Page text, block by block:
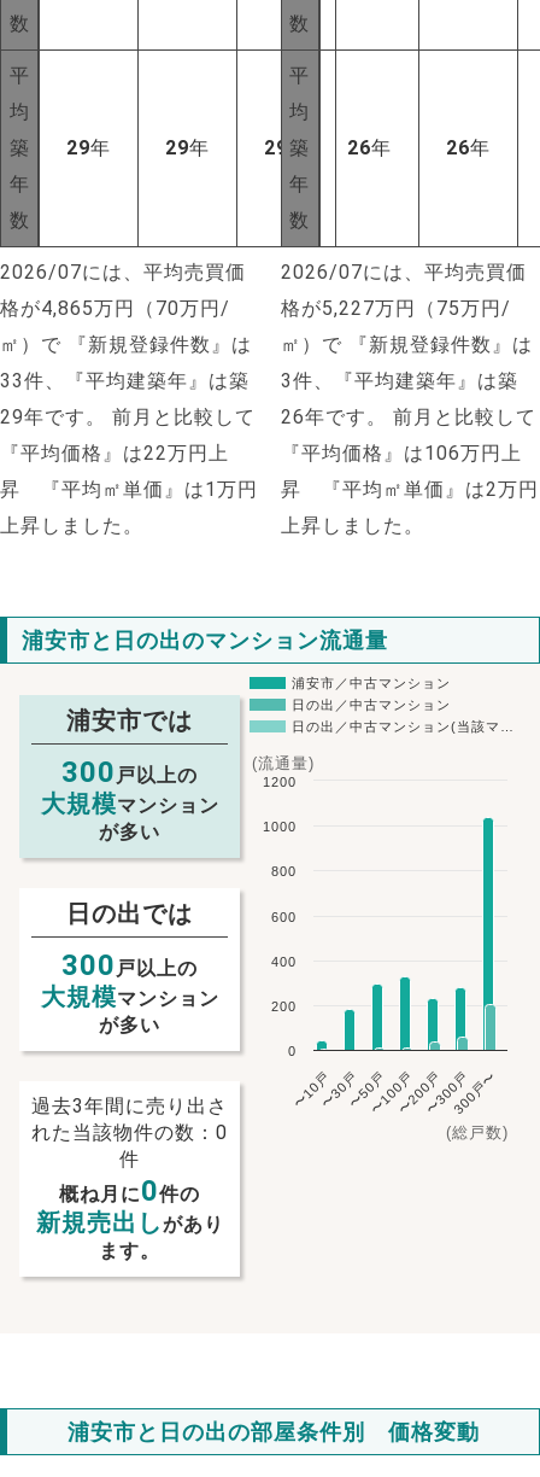
NEW!
数
平
均
築
年
数
29年 29年 29 年
2026/07には、平均売買価
格が4,865万円（70万円/
㎡）で 『新規登録件数』は
33件、『平均建築年』は築
29年です。
前月と比較して
『平均価格』は22万円上
昇 『平均㎡単価』は1万円
上昇しました。
数
平
均
築
年
数
26年 26年
2026/07には、平均売買価
格が5,227万円（75万円/
㎡）で 『新規登録件数』は
3件、『平均建築年』は築
26年です。
前月と比較して
『平均価格』は106万円上
昇 『平均㎡単価』は2万円
上昇しました。
浦安市と日の出のマンション流通量
浦安市では
300 戸以上の
大規模マンション
が多い
日の出では
300 戸以上の
大規模マンション
が多い
過去3年間に売り出さ
れた当該物件の数：0
件
概ね月に0件の
新規売出しがあり
ます。
(総戸数)
(流通量)
浦安市／中古マンション
日の出／中古マンション
日の出／中古マンション(当該マ…
〜10戸〜30戸〜50戸〜100戸〜200戸〜300戸300戸〜
0
200
400
600
800
1000
1200
浦安市と日の出の部屋条件別 価格変動